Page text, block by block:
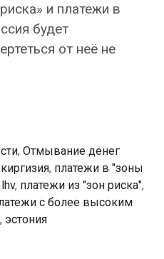
и платежи в
будет
от неё не
, Отмывание денег
киргизия, платежи в "зоны
, платежи из "зон риска",
с более высоким
, эстония